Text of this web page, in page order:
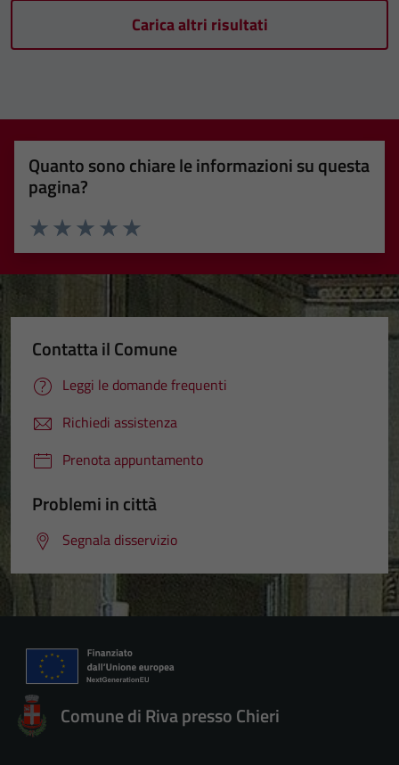
Carica altri risultati
Quanto sono chiare le informazioni su questa
pagina?
Valuta 5 stelle su 5
Valuta 4 stelle su 5
Valuta 3 stelle su 5
Valuta 2 stelle su 5
Valuta 1 stelle su 5
Contatta il Comune
Leggi le domande frequenti
Richiedi assistenza
Prenota appuntamento
Problemi in città
Segnala disservizio
Comune di Riva presso Chieri